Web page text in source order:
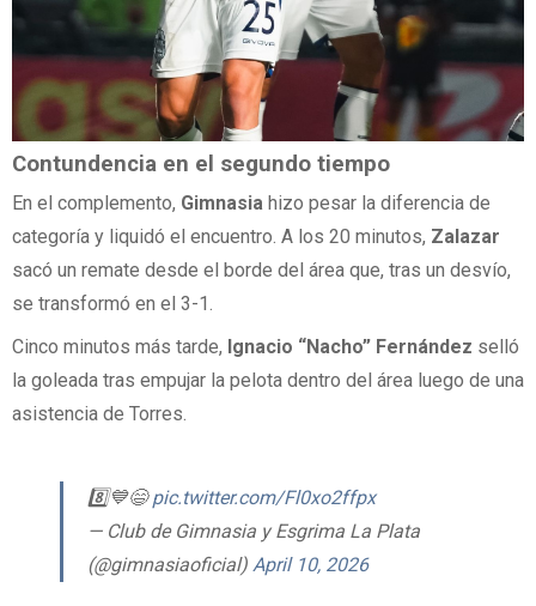
Contundencia en el segundo tiempo
En el complemento, Gimnasia hizo pesar la diferencia de
categoría y liquidó el encuentro. A los 20 minutos, Zalazar
sacó un remate desde el borde del área que, tras un desvío,
se transformó en el 3-1.
Cinco minutos más tarde, Ignacio “Nacho” Fernández selló
la goleada tras empujar la pelota dentro del área luego de una
asistencia de Torres.
8️⃣💙😄pic.twitter.com/Fl0xo2ffpx
— Club de Gimnasia y Esgrima La Plata
(@gimnasiaoficial) April 10, 2026